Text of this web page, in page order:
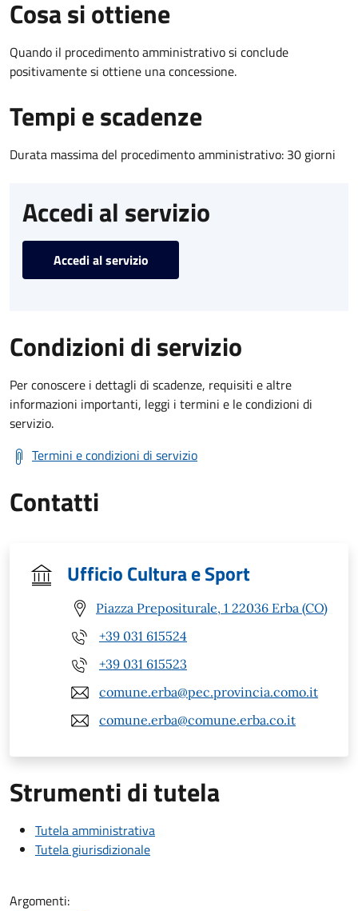
Cosa si ottiene
Quando il procedimento amministrativo si conclude
positivamente si ottiene una concessione.
Tempi e scadenze
Durata massima del procedimento amministrativo: 30 giorni
Accedi al servizio
Accedi al servizio
Condizioni di servizio
Per conoscere i dettagli di scadenze, requisiti e altre
informazioni importanti, leggi i termini e le condizioni di
servizio.
Termini e condizioni di servizio
Contatti
Ufficio Cultura e Sport
Piazza Prepositurale, 1 22036 Erba (CO)
+39 031 615524
+39 031 615523
comune.erba@pec.provincia.como.it
comune.erba@comune.erba.co.it
Strumenti di tutela
Tutela amministrativa
Tutela giurisdizionale
Argomenti: